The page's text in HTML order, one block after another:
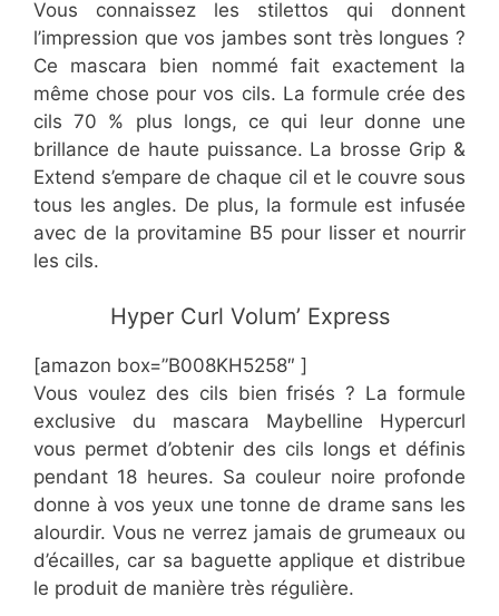
Vous connaissez les stilettos qui donnent
l’impression que vos jambes sont très longues ?
Ce mascara bien nommé fait exactement la
même chose pour vos cils. La formule crée des
cils 70 % plus longs, ce qui leur donne une
brillance de haute puissance. La brosse Grip &
Extend s’empare de chaque cil et le couvre sous
tous les angles. De plus, la formule est infusée
avec de la provitamine B5 pour lisser et nourrir
les cils.
​Hyper Curl Volum’ Express
[amazon box=”B008KH5258″ ]
Vous voulez des cils bien frisés ? La formule
exclusive du mascara Maybelline Hypercurl
vous permet d’obtenir des cils longs et définis
pendant 18 heures. Sa couleur noire profonde
donne à vos yeux une tonne de drame sans les
alourdir. Vous ne verrez jamais de grumeaux ou
d’écailles, car sa baguette applique et distribue
le produit de manière très régulière.